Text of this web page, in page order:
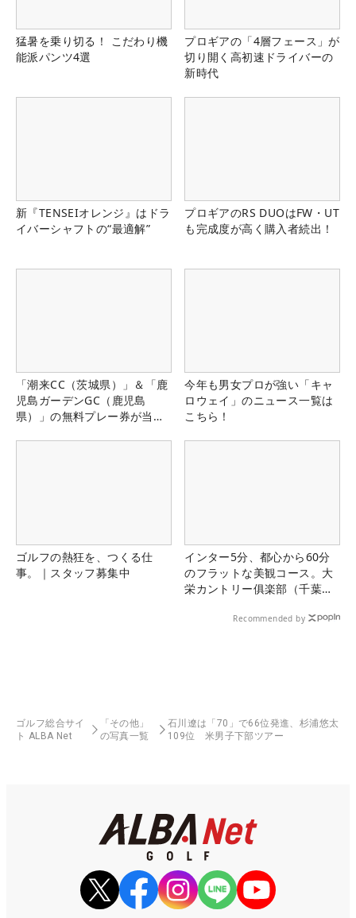
猛暑を乗り切る！ こだわり機
能派パンツ4選
プロギアの「4層フェース」が
切り開く高初速ドライバーの
新時代
新『TENSEIオレンジ』はドラ
イバーシャフトの“最適解”
プロギアのRS DUOはFW・UT
も完成度が高く購入者続出！
「潮来CC（茨城県）」＆「鹿
児島ガーデンGC（鹿児島
県）」の無料プレー券が当た
今年も男女プロが強い「キャ
ロウェイ」のニュース一覧は
こちら！
ゴルフの熱狂を、つくる仕
事。｜スタッフ募集中
インター5分、都心から60分
のフラットな美観コース。大
栄カントリー俱楽部（千葉
Recommended by
ゴルフ総合サイ
ト ALBA Net
「その他」
の写真一覧
石川遼は「70」で66位発進、杉浦悠太
109位 米男子下部ツアー